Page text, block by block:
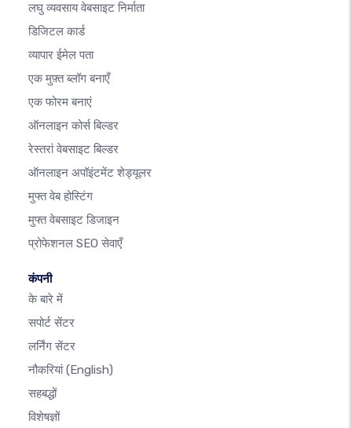
लघु व्यवसाय वेबसाइट निर्माता
डिजिटल कार्ड
व्यापार ईमेल पता
एक मुफ़्त ब्लॉग बनाएँ
एक फोरम बनाएं
ऑनलाइन कोर्स बिल्डर
रेस्तरां वेबसाइट बिल्डर
ऑनलाइन अपॉइंटमेंट शेड्यूलर
मुफ्त वेब होस्टिंग
मुफ्त वेबसाइट डिजाइन
प्रोफेशनल SEO सेवाएँ
कंपनी
के बारे में
सपोर्ट सेंटर
लर्निंग सेंटर
नौकरियां(English)
सहबद्धों
विशेषज्ञों